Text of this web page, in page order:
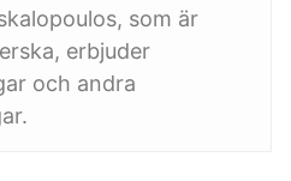
som är
erbjuder
och andra